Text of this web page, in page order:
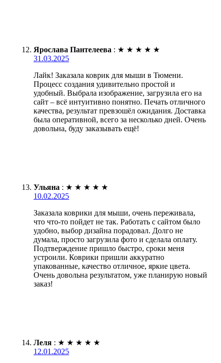
Ярослава Пантелеева : ★ ★ ★ ★ ★
31.03.2025
Лайк! Заказала коврик для мыши в Тюмени.
Процесс создания удивительно простой и
удобный. Выбрала изображение, загрузила его на
сайт – всё интуитивно понятно. Печать отличного
качества, результат превзошёл ожидания. Доставка
была оперативной, всего за несколько дней. Очень
довольна, буду заказывать ещё!
Ульяна : ★ ★ ★ ★ ★
10.02.2025
Заказала коврики для мыши, очень переживала,
что что-то пойдет не так. Работать с сайтом было
удобно, выбор дизайна порадовал. Долго не
думала, просто загрузила фото и сделала оплату.
Подтверждение пришло быстро, сроки меня
устроили. Коврики пришли аккуратно
упакованные, качество отличное, яркие цвета.
Очень довольна результатом, уже планирую новый
заказ!
Леля : ★ ★ ★ ★ ★
12.01.2025